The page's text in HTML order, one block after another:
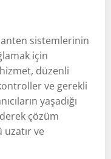
anten sistemlerinin
için
düzenli
ve gerekli
yaşadığı
çözüm
ve